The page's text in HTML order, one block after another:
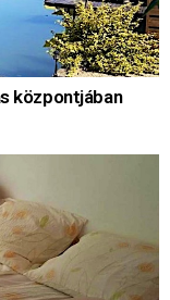
központjában